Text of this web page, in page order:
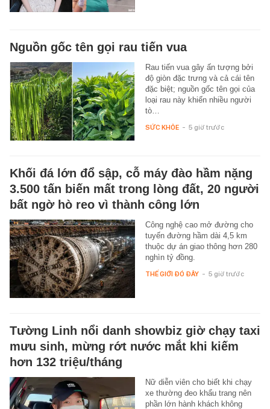
Nguồn gốc tên gọi rau tiến vua
Rau tiến vua gây ấn tượng bởi
độ giòn đặc trưng và cả cái tên
đặc biệt; nguồn gốc tên gọi của
loại rau này khiến nhiều người
tò…
SỨC KHỎE - 5 giờ trước
Khối đá lớn đổ sập, cỗ máy đào hầm nặng
3.500 tấn biến mất trong lòng đất, 20 người
bất ngờ hò reo vì thành công lớn
Công nghệ cao mở đường cho
tuyến đường hầm dài 4,5 km
thuộc dự án giao thông hơn 280
nghìn tỷ đồng.
THẾ GIỚI ĐÓ ĐÂY - 5 giờ trước
Tường Linh nổi danh showbiz giờ chạy taxi
mưu sinh, mừng rớt nước mắt khi kiếm
hơn 132 triệu/tháng
Nữ diễn viên cho biết khi chạy
xe thường đeo khẩu trang nên
phần lớn hành khách không